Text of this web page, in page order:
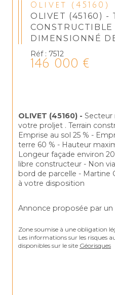
Olivet (45160)
OLIVET (45160) -
CONSTRUCTIBLE
DIMENSIONNÉ
Réf : 7512
146 000 €
OLIVET (45160) - Secteur
votre proljet . Terrain
Emprise au sol 25 % -
terre 60 % - Hauteur
Longeur façade environ
libre constructeur - Non
bord de parcelle - Martine
à votre disposition
Annonce proposée par
Zone soumise à une obligation
Les informations sur les risques
disponibles sur le site Géorisques